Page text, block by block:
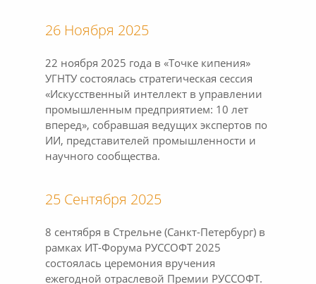
26 Ноября 2025
22 ноября 2025 года в «Точке кипения»
УГНТУ состоялась стратегическая сессия
«Искусственный интеллект в управлении
промышленным предприятием: 10 лет
вперед», собравшая ведущих экспертов по
ИИ, представителей промышленности и
научного сообщества.
25 Сентября 2025
8 сентября в Стрельне (Санкт-Петербург) в
рамках ИТ-Форума РУССОФТ 2025
состоялась церемония вручения
ежегодной отраслевой Премии РУССОФТ.